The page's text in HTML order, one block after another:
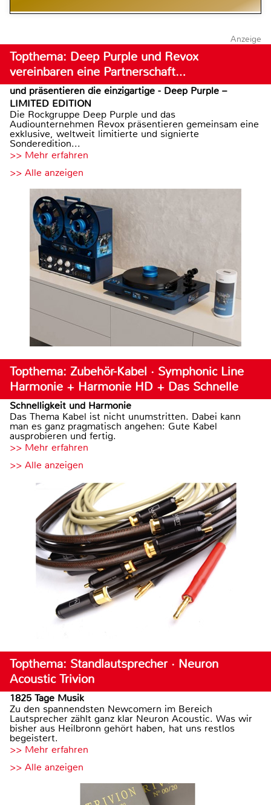
Anzeige
Topthema: Deep Purple und Revox
vereinbaren eine Partnerschaft…
und präsentieren die einzigartige - Deep Purple –
LIMITED EDITION
Die Rockgruppe Deep Purple und das
Audiounternehmen Revox präsentieren gemeinsam eine
exklusive, weltweit limitierte und signierte
Sonderedition...
>> Mehr erfahren
>> Alle anzeigen
Topthema: Zubehör-Kabel · Symphonic Line
Harmonie + Harmonie HD + Das Schnelle
Schnelligkeit und Harmonie
Das Thema Kabel ist nicht unumstritten. Dabei kann
man es ganz pragmatisch angehen: Gute Kabel
ausprobieren und fertig.
>> Mehr erfahren
>> Alle anzeigen
Topthema: Standlautsprecher · Neuron
Acoustic Trivion
1825 Tage Musik
Zu den spannendsten Newcomern im Bereich
Lautsprecher zählt ganz klar Neuron Acoustic. Was wir
bisher aus Heilbronn gehört haben, hat uns restlos
begeistert.
>> Mehr erfahren
>> Alle anzeigen